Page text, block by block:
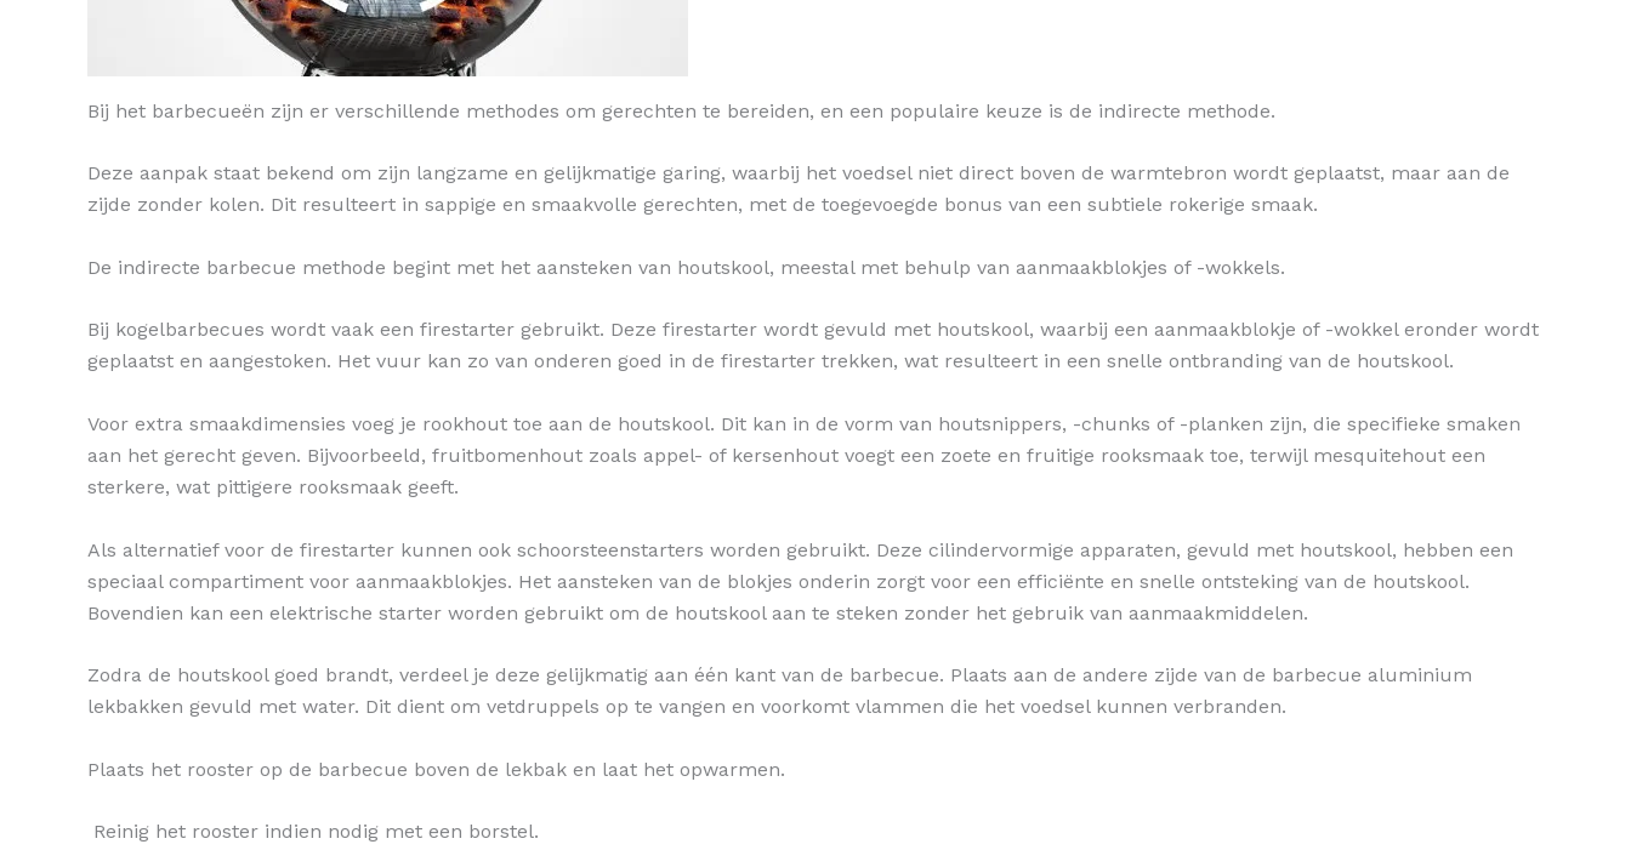
Bij het barbecueën zijn er verschillende methodes om gerechten te bereiden, en een populaire keuze is de indirecte methode.
Deze aanpak staat bekend om zijn langzame en gelijkmatige garing, waarbij het voedsel niet direct boven de warmtebron wordt geplaatst, maar aan de
zijde zonder kolen. Dit resulteert in sappige en smaakvolle gerechten, met de toegevoegde bonus van een subtiele rokerige smaak.
De indirecte barbecue methode begint met het aansteken van houtskool, meestal met behulp van aanmaakblokjes of -wokkels.
Bij kogelbarbecues wordt vaak een firestarter gebruikt. Deze firestarter wordt gevuld met houtskool, waarbij een aanmaakblokje of -wokkel eronder wordt
geplaatst en aangestoken. Het vuur kan zo van onderen goed in de firestarter trekken, wat resulteert in een snelle ontbranding van de houtskool.
Voor extra smaakdimensies voeg je rookhout toe aan de houtskool. Dit kan in de vorm van houtsnippers, -chunks of -planken zijn, die specifieke smaken
aan het gerecht geven. Bijvoorbeeld, fruitbomenhout zoals appel- of kersenhout voegt een zoete en fruitige rooksmaak toe, terwijl mesquitehout een
sterkere, wat pittigere rooksmaak geeft.
Als alternatief voor de firestarter kunnen ook schoorsteenstarters worden gebruikt. Deze cilindervormige apparaten, gevuld met houtskool, hebben een
speciaal compartiment voor aanmaakblokjes. Het aansteken van de blokjes onderin zorgt voor een efficiënte en snelle ontsteking van de houtskool.
Bovendien kan een elektrische starter worden gebruikt om de houtskool aan te steken zonder het gebruik van aanmaakmiddelen.
Zodra de houtskool goed brandt, verdeel je deze gelijkmatig aan één kant van de barbecue. Plaats aan de andere zijde van de barbecue aluminium
lekbakken gevuld met water. Dit dient om vetdruppels op te vangen en voorkomt vlammen die het voedsel kunnen verbranden.
Plaats het rooster op de barbecue boven de lekbak en laat het opwarmen.
Reinig het rooster indien nodig met een borstel.